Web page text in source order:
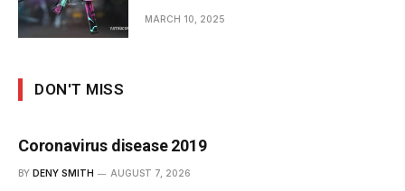
MARCH 10, 2025
DON'T MISS
Coronavirus disease 2019
BY DENY SMITH AUGUST 7, 2026